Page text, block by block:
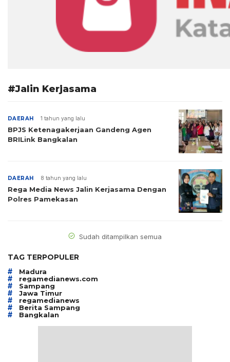
#Jalin Kerjasama
DAERAH 1 tahun yang lalu
BPJS Ketenagakerjaan Gandeng Agen
BRILink Bangkalan
DAERAH 8 tahun yang lalu
Rega Media News Jalin Kerjasama Dengan
Polres Pamekasan
Sudah ditampilkan semua
TAG TERPOPULER
# Madura
# regamedianews.com
# Sampang
# Jawa Timur
# regamedianews
# Berita Sampang
# Bangkalan